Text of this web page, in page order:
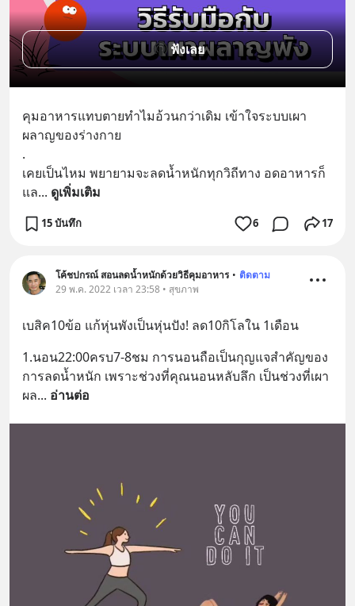
ฟังเลย
คุมอาหารแทบตายทำไมอ้วนกว่าเดิม เข้าใจระบบเผา
ผลาญของร่างกาย
.
เคยเป็นไหม พยายามจะลดน้ำหนักทุกวิถีทาง อดอาหารก็
แล... ดูเพิ่มเติม
15 บันทึก 6 17
โค้ชปกรณ์ สอนลดน้ำหนักด้วยวิธีคุมอาหาร • ติดตาม
29 พ.ค. 2022 เวลา 23:58 • สุขภาพ
เบสิค10ข้อ แก้หุ่นพังเป็นหุ่นปัง! ลด10กิโลใน 1เดือน
1.นอน22:00ครบ7-8ชม การนอนถือเป็นกุญแจสำคัญของ
การลดน้ำหนัก เพราะช่วงที่คุณนอนหลับลึก เป็นช่วงที่เผา
ผล... อ่านต่อ